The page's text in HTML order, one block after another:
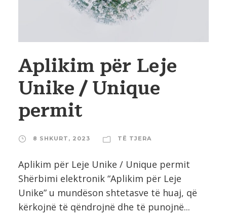
Aplikim për Leje
Unike / Unique
permit
8 SHKURT, 2023 TË TJERA
Aplikim për Leje Unike / Unique permit
Shërbimi elektronik “Aplikim për Leje
Unike” u mundëson shtetasve të huaj, që
kërkojnë të qëndrojnë dhe të punojnë...